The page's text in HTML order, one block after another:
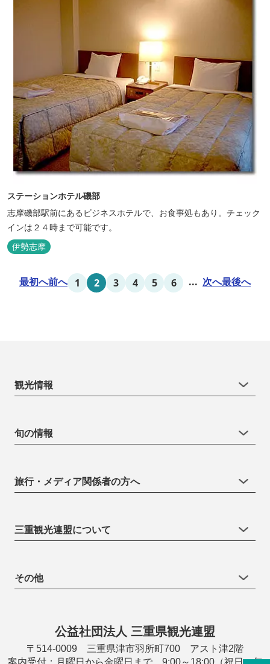
ステーションホテル磯部
志摩磯部駅前にあるビジネスホテルで、お食事処もあり。チェック
インは２４時まで可能です。
伊勢志摩
最初へ前へ 1 2 3 4 5 6 ... 次へ最後へ
観光情報
旬の情報
旅行・メディア関係者の方へ
三重観光連盟について
その他
公益社団法人 三重県観光連盟
〒514-0009 三重県津市羽所町700 アスト津2階
案内受付：月曜日から金曜日まで 9:00～18:00（祝日・年